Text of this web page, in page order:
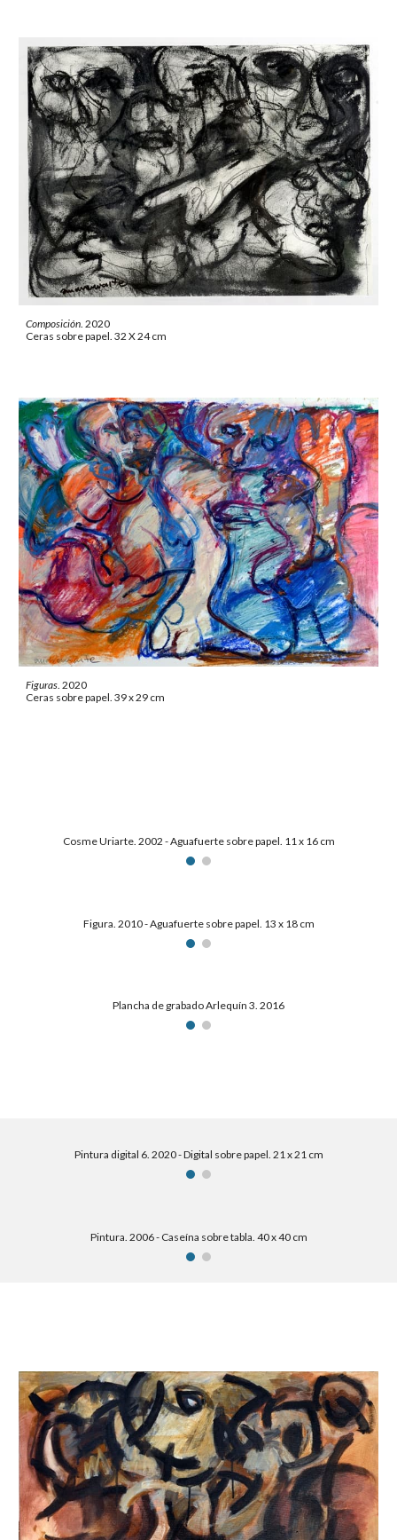
Composición. 2020
Ceras sobre papel. 32 X 24 cm
Figuras . 2020
Ceras sobre papel. 39 x 29 cm
Cosme Uriarte. 2002 - Aguafuerte sobre papel. 11 x 16 cm
Figura. 2010 - Aguafuerte sobre papel. 13 x 18 cm
Plancha de grabado Arlequín 3. 2016
Pintura digital 6. 2020 - Digital sobre papel. 21 x 21 cm
Pintura. 2006 - Caseína sobre tabla. 40 x 40 cm